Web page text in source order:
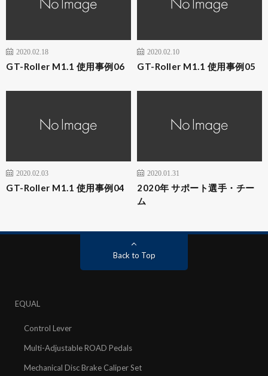
2020.02.18
GT-Roller M1.1 使用事例06
2020.02.10
GT-Roller M1.1 使用事例05
2020.02.03
GT-Roller M1.1 使用事例04
2020.01.31
2020年 サポート選手・チー
ム
Back to Top
EQUAL
Control Lever
Multi-Adjustable ROAD Pedals
Mechanical Disc Brake Caliper Set